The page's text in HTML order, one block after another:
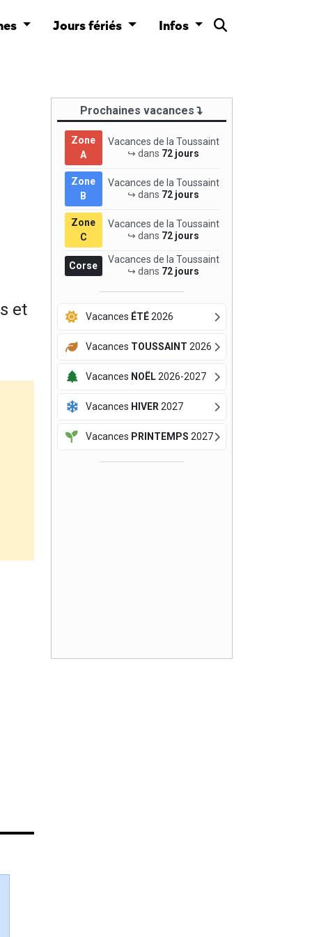
Jours fériés Infos
et
Prochaines vacances
Zone
A
Vacances de la Toussaint
↪ dans 72 jours
Zone
B
Vacances de la Toussaint
↪ dans 72 jours
Zone
C
Vacances de la Toussaint
↪ dans 72 jours
Corse
Vacances de la Toussaint
↪ dans 72 jours
Vacances ÉTÉ2026
Vacances TOUSSAINT 2026
Vacances NOËL2026-2027
Vacances HIVER 2027
Vacances PRINTEMPS 2027